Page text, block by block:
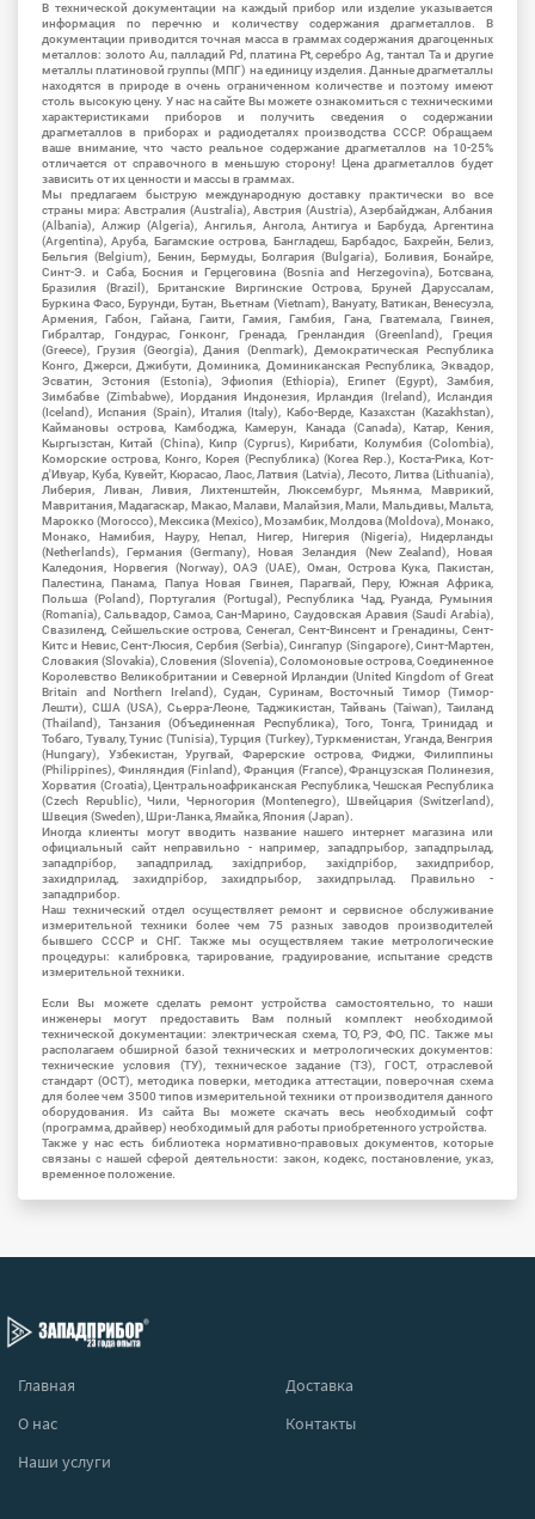
В технической документации на каждый прибор или изделие указывается
информация по перечню и количеству содержания драгметаллов. В
документации приводится точная масса в граммах содержания драгоценных
металлов: золото Au, палладий Pd, платина Pt, серебро Ag, тантал Ta и другие
металлы платиновой группы (МПГ) на единицу изделия. Данные драгметаллы
находятся в природе в очень ограниченном количестве и поэтому имеют
столь высокую цену. У нас на сайте Вы можете ознакомиться с техническими
характеристиками приборов и получить сведения о содержании
драгметаллов в приборах и радиодеталях производства СССР. Обращаем
ваше внимание, что часто реальное содержание драгметаллов на 10-25%
отличается от справочного в меньшую сторону! Цена драгметаллов будет
зависить от их ценности и массы в граммах.
Мы предлагаем быструю международную доставку практически во все
страны мира: Австралия (Australia), Австрия (Austria), Азербайджан, Албания
(Albania), Алжир (Algeria), Ангилья, Ангола, Антигуа и Барбуда, Аргентина
(Argentina), Аруба, Багамские острова, Бангладеш, Барбадос, Бахрейн, Белиз,
Бельгия (Belgium), Бенин, Бермуды, Болгария (Bulgaria), Боливия, Бонайре,
Синт-Э. и Саба, Босния и Герцеговина (Bosnia and Herzegovina), Ботсвана,
Бразилия (Brazil), Британские Виргинские Острова, Бруней Даруссалам,
Буркина Фасо, Бурунди, Бутан, Вьетнам (Vietnam), Вануату, Ватикан, Венесуэла,
Армения, Габон, Гайана, Гаити, Гамия, Гамбия, Гана, Гватемала, Гвинея,
Гибралтар, Гондурас, Гонконг, Гренада, Гренландия (Greenland), Греция
(Greece), Грузия (Georgia), Дания (Denmark), Демократическая Республика
Конго, Джерси, Джибути, Доминика, Доминиканская Республика, Эквадор,
Эсватин, Эстония (Estonia), Эфиопия (Ethiopia), Египет (Egypt), Замбия,
Зимбабве (Zimbabwe), Иордания Индонезия, Ирландия (Ireland), Исландия
(Iceland), Испания (Spain), Италия (Italy), Кабо-Верде, Казахстан (Kazakhstan),
Каймановы острова, Камбоджа, Камерун, Канада (Canada), Катар, Кения,
Кыргызстан, Китай (China), Кипр (Cyprus), Кирибати, Колумбия (Colombia),
Коморские острова, Конго, Корея (Республика) (Korea Rep.), Коста-Рика, Кот-
д'Ивуар, Куба, Кувейт, Кюрасао, Лаос, Латвия (Latvia), Лесото, Литва (Lithuania),
Либерия, Ливан, Ливия, Лихтенштейн, Люксембург, Мьянма, Маврикий,
Мавритания, Мадагаскар, Макао, Малави, Малайзия, Мали, Мальдивы, Мальта,
Марокко (Morocco), Мексика (Mexico), Мозамбик, Молдова (Moldova), Монако,
Монако, Намибия, Науру, Непал, Нигер, Нигерия (Nigeria), Нидерланды
(Netherlands), Германия (Germany), Новая Зеландия (New Zealand), Новая
Каледония, Норвегия (Norway), ОАЭ (UAE), Оман, Острова Кука, Пакистан,
Палестина, Панама, Папуа Новая Гвинея, Парагвай, Перу, Южная Африка,
Польша (Poland), Португалия (Portugal), Республика Чад, Руанда, Румыния
(Romania), Сальвадор, Самоа, Сан-Марино, Саудовская Аравия (Saudi Arabia),
Свазиленд, Сейшельские острова, Сенегал, Сент-Винсент и Гренадины, Сент-
Китс и Невис, Сент-Люсия, Сербия (Serbia), Сингапур (Singapore), Синт-Мартен,
Словакия (Slovakia), Словения (Slovenia), Соломоновые острова, Соединенное
Королевство Великобритании и Северной Ирландии (United Kingdom of Great
Britain and Northern Ireland), Судан, Суринам, Восточный Тимор (Тимор-
Лешти), США (USA), Сьерра-Леоне, Таджикистан, Тайвань (Taiwan), Таиланд
(Thailand), Танзания (Объединенная Республика), Того, Тонга, Тринидад и
Тобаго, Тувалу, Тунис (Tunisia), Турция (Turkey), Туркменистан, Уганда, Венгрия
(Hungary), Узбекистан, Уругвай, Фарерские острова, Фиджи, Филиппины
(Philippines), Финляндия (Finland), Франция (France), Французская Полинезия,
Хорватия (Croatia), Центральноафриканская Республика, Чешская Республика
(Czech Republic), Чили, Черногория (Montenegro), Швейцария (Switzerland),
Швеция (Sweden), Шри-Ланка, Ямайка, Япония (Japan).
Иногда клиенты могут вводить название нашего интернет магазина или
официальный сайт неправильно - например, западпрыбор, западпрылад,
западпрібор, западприлад, західприбор, західпрібор, захидприбор,
захидприлад, захидпрібор, захидпрыбор, захидпрылад. Правильно -
западприбор.
Наш технический отдел осуществляет ремонт и сервисное обслуживание
измерительной техники более чем 75 разных заводов производителей
бывшего СССР и СНГ. Также мы осуществляем такие метрологические
процедуры: калибровка, тарирование, градуирование, испытание средств
измерительной техники.
Если Вы можете сделать ремонт устройства самостоятельно, то наши
инженеры могут предоставить Вам полный комплект необходимой
технической документации: электрическая схема, ТО, РЭ, ФО, ПС. Также мы
располагаем обширной базой технических и метрологических документов:
технические условия (ТУ), техническое задание (ТЗ), ГОСТ, отраслевой
стандарт (ОСТ), методика поверки, методика аттестации, поверочная схема
для более чем 3500 типов измерительной техники от производителя данного
оборудования. Из сайта Вы можете скачать весь необходимый софт
(программа, драйвер) необходимый для работы приобретенного устройства.
Также у нас есть библиотека нормативно-правовых документов, которые
связаны с нашей сферой деятельности: закон, кодекс, постановление, указ,
временное положение.
Главная
Доставка
О нас
Контакты
Наши услуги